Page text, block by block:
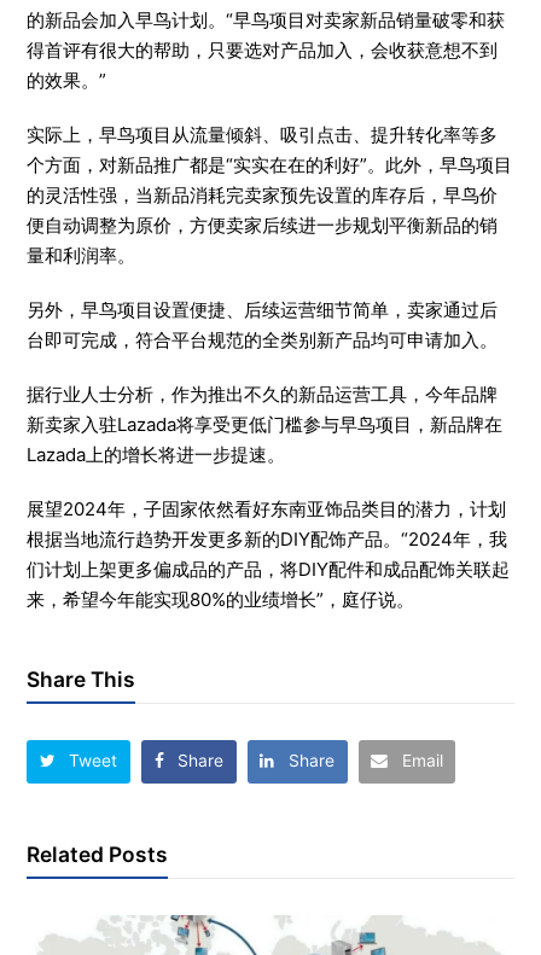
的新品会加入早鸟计划。“早鸟项目对卖家新品销量破零和获
得首评有很大的帮助，只要选对产品加入，会收获意想不到
的效果。”
实际上，早鸟项目从流量倾斜、吸引点击、提升转化率等多
个方面，对新品推广都是“实实在在的利好”。此外，早鸟项目
的灵活性强，当新品消耗完卖家预先设置的库存后，早鸟价
便自动调整为原价，方便卖家后续进一步规划平衡新品的销
量和利润率。
另外，早鸟项目设置便捷、后续运营细节简单，卖家通过后
台即可完成，符合平台规范的全类别新产品均可申请加入。
据行业人士分析，作为推出不久的新品运营工具，今年品牌
新卖家入驻Lazada将享受更低门槛参与早鸟项目，新品牌在
Lazada上的增长将进一步提速。
展望2024年，子固家依然看好东南亚饰品类目的潜力，计划
根据当地流行趋势开发更多新的DIY配饰产品。“2024年，我
们计划上架更多偏成品的产品，将DIY配件和成品配饰关联起
来，希望今年能实现80%的业绩增长”，庭仔说。
Share This
Tweet Share Share Email
Related Posts